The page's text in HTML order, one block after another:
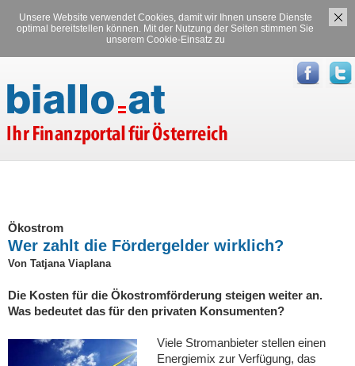
Unsere Website verwendet Cookies, damit wir Ihnen unsere Dienste
optimal bereitstellen können. Mit der Nutzung der Seiten stimmen Sie
unserem Cookie-Einsatz zu
Versicherungen Stromvergleich
Ökostrom
Wer zahlt die Fördergelder wirklich?
Von Tatjana Viaplana
Die Kosten für die Ökostromförderung steigen weiter an.
Was bedeutet das für den privaten Konsumenten?
Viele Stromanbieter stellen einen
Energiemix zur Verfügung, das